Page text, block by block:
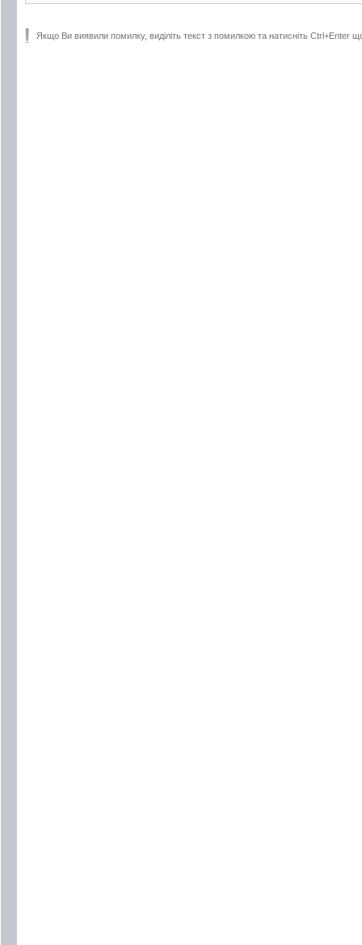
Якщо Ви виявили помилку, виділіть текст з помилкою та натисніть Ctrl+Enter